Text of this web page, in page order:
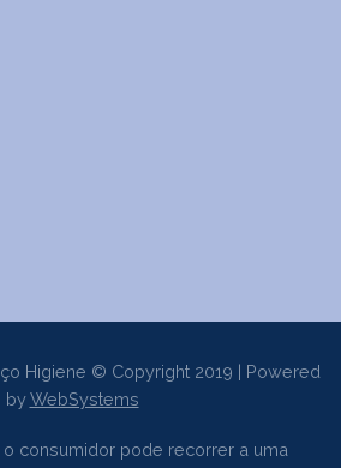
Higiene © Copyright 2019 | Powered
byWebSystems
consumidor pode recorrer a uma